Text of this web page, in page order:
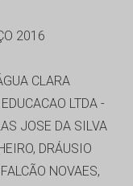
2016
CLARA
LTDA -
JOSE DA SILVA
DRÁUSIO
NOVAES,